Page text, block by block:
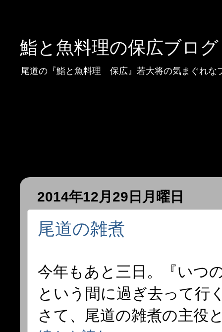
鮨と魚料理の保広ブログ
尾道の『鮨と魚料理 保広』若大将の気まぐれな
2014年12月29日月曜日
尾道の雑煮
今年もあと三日。『いつ
という間に過ぎ去って行
さて、尾道の雑煮の主役